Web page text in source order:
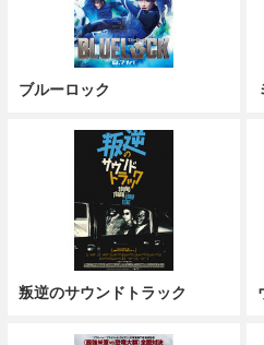
ブルーロック
叛逆のサウンドトラック